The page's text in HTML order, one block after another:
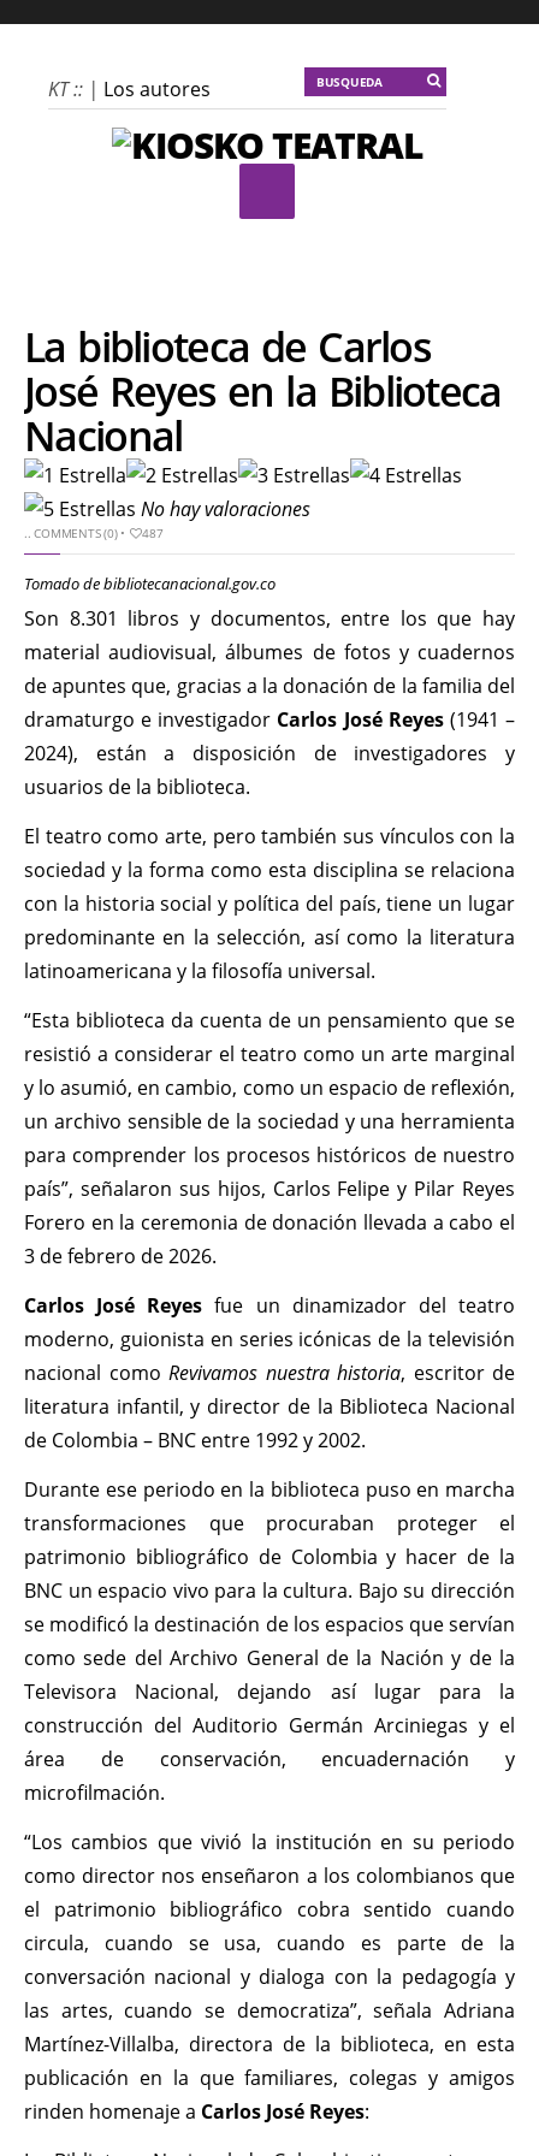
KT :: | Los autores
materiales
Dulce tentación
cordura
KT :: |Soma
Mnemosine
KT :: |La profecía del
frailejón
el ratón Bakunin en el
último comic
KT :: |Diplomado
¿Actuar lo
contemporáneo?
Distopías y sociedad
actual / 18 de agosto
de 2026
KT :: | Convocatoria IV
Torneo de
dramaturgia / 16 de
agosto de 2026
KT :: |XV Festival
Internacional de
La biblioteca de Carlos
José Reyes en la Biblioteca
Nacional
No hay valoraciones
..COMMENTS (0)• 487
Tomado de bibliotecanacional.gov.co
Son 8.301 libros y documentos, entre los que hay
material audiovisual, álbumes de fotos y cuadernos
de apuntes que, gracias a la donación de la familia del
dramaturgo e investigador Carlos José Reyes(1941 –
2024), están a disposición de investigadores y
usuarios de la biblioteca.
​El teatro como arte, pero también sus vínculos con la
sociedad y la forma como esta disciplina se relaciona
con la historia social y política del país, tiene un lugar
predominante en la selección, así como la literatura
latinoamericana y la filosofía universal.
“Esta biblioteca da cuenta de un pensamiento que se
resistió a considerar el teatro como un arte marginal
y lo asumió, en cambio, como un espacio de reflexión,
un archivo sensible de la sociedad y una herramienta
para comprender los procesos históricos de nuestro
país”, señalaron sus hijos, Carlos Felipe y Pilar Reyes
Forero en la ceremonia de donación llevada a cabo el
3 de febrero de 2026.
Carlos José Reyes fue un dinamizador del teatro
moderno, guionista en series icónicas de la televisión
nacional como Revivamos nuestra historia, escritor de
literatura infantil, y director de la Biblioteca Nacional
de Colombia – BNC entre 1992 y 2002.
Durante ese periodo en la biblioteca puso en marcha
transformaciones que procuraban proteger el
patrimonio bibliográfico de Colombia y hacer de la
BNC un espacio vivo para la cultura. Bajo su dirección
se modificó la destinación de los espacios que servían
como sede del Archivo General de la Nación y de la
Televisora Nacional, dejando así lugar para la
construcción del Auditorio Germán Arciniegas y el
área de conservación, encuadernación y
microfilmación.
“Los cambios que vivió la institución en su periodo
como director nos enseñaron a los colombianos que
el patrimonio bibliográfico cobra sentido cuando
circula, cuando se usa, cuando es parte de la
conversación nacional y dialoga con la pedagogía y
las artes, cuando se democratiza”, señala Adriana
Martínez-Villalba, directora de la biblioteca, en esta
publicación en la que familiares, colegas y amigos
rinden homenaje a Carlos José Reyes: